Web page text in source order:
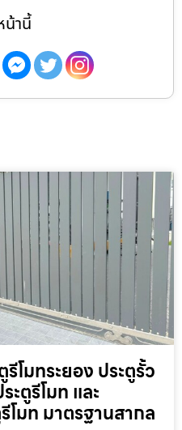
น้านี้
โมทระยอง ประตูรั้ว
ตูรีโมท และ
โมท มาตรฐานสากล